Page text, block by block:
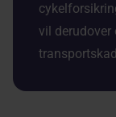
vil